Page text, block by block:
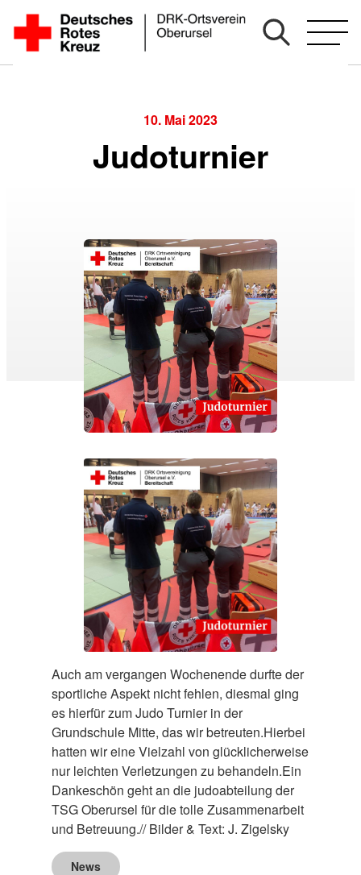
Zum
Inhalt
10. Mai 2023
Judoturnier
Auch am vergangen Wochenende durfte der
sportliche Aspekt nicht fehlen, diesmal ging
es hierfür zum Judo Turnier in der
Grundschule Mitte, das wir betreuten.Hierbei
hatten wir eine Vielzahl von glücklicherweise
nur leichten Verletzungen zu behandeln.Ein
Dankeschön geht an die judoabteilung der
TSG Oberursel für die tolle Zusammenarbeit
und Betreuung.// Bilder & Text: J. Zigelsky
News